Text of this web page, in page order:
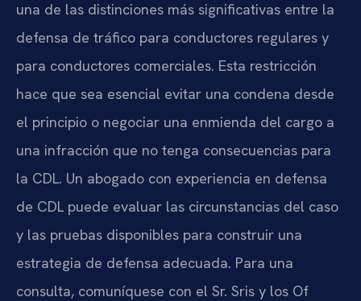
una de las distinciones más significativas entre la
defensa de tráfico para conductores regulares y
para conductores comerciales. Esta restricción
hace que sea esencial evitar una condena desde
el principio o negociar una enmienda del cargo a
una infracción que no tenga consecuencias para
la CDL. Un abogado con experiencia en defensa
de CDL puede evaluar las circunstancias del caso
y las pruebas disponibles para construir una
estrategia de defensa adecuada. Para una
consulta, comuníquese con el Sr. Sris y los Of